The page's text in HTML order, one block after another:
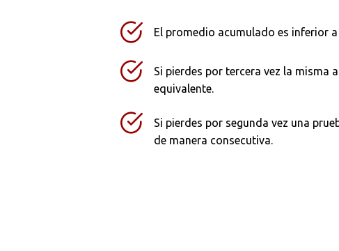
El promedio acumulado es inferior a
Si pierdes por tercera vez la misma
equivalente.
Si pierdes por segunda vez una
de manera consecutiva.